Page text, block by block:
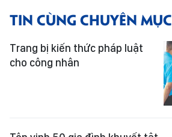
TIN CÙNG CHUYÊN MỤC
Trang bị kiến thức pháp luật
cho công nhân